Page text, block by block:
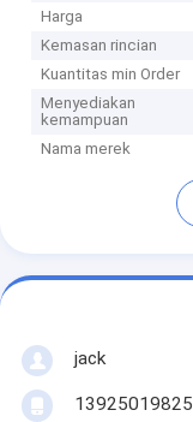
Harga
Kemasan rincian
Kuantitas min Order
Menyediakan
kemampuan
Nama merek
jack
13925019825